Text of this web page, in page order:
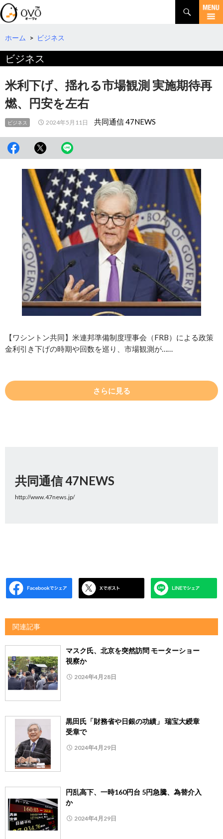
検
索
コ
テ
へ
移
動
ホーム > ビジネス
ビジネス
米利下げ、揺れる市場観測 実施期待再
燃、円安を左右
ビジネス 2024年5月11日 共同通信 47NEWS
【ワシントン共同】米連邦準備制度理事会（FRB）による政策
金利引き下げの時期や回数を巡り、市場観測が……
さらに見る
共同通信 47NEWS
http://www.47news.jp/
関連記事
マスク氏、北京を突然訪問 モーターショー
視察か
2024年4月28日
黒田氏「財務省や日銀の功績」 瑞宝大綬章
受章で
2024年4月29日
円乱高下、一時160円台 5円急騰、為替介入
か
2024年4月29日